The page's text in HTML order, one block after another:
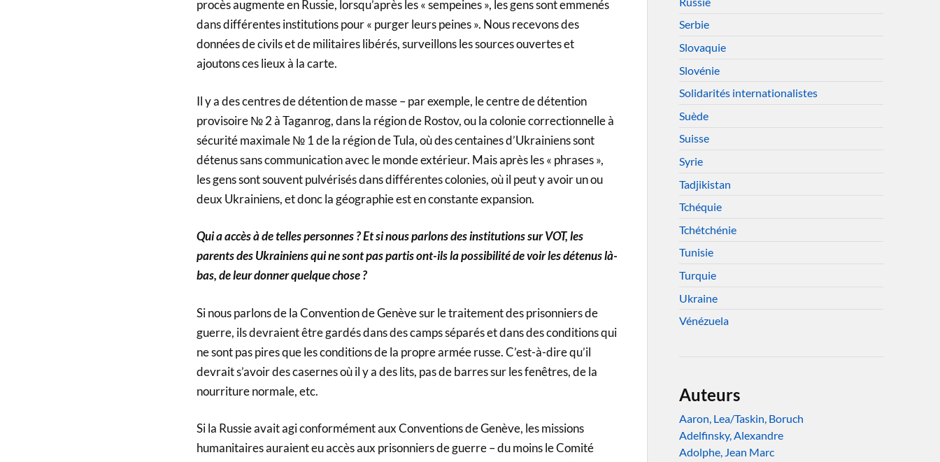
procès augmente en Russie, lorsqu’après les « sempeines », les gens sont emmenés
dans différentes institutions pour « purger leurs peines ». Nous recevons des
données de civils et de militaires libérés, surveillons les sources ouvertes et
ajoutons ces lieux à la carte.
Il y a des centres de détention de masse – par exemple, le centre de détention
provisoire № 2 à Taganrog, dans la région de Rostov, ou la colonie correctionnelle à
sécurité maximale № 1 de la région de Tula, où des centaines d’Ukrainiens sont
détenus sans communication avec le monde extérieur. Mais après les « phrases »,
les gens sont souvent pulvérisés dans différentes colonies, où il peut y avoir un ou
deux Ukrainiens, et donc la géographie est en constante expansion.
Qui a accès à de telles personnes ? Et si nous parlons des institutions sur VOT, les
parents des Ukrainiens qui ne sont pas partis ont-ils la possibilité de voir les détenus là-
bas, de leur donner quelque chose ?
Si nous parlons de la Convention de Genève sur le traitement des prisonniers de
guerre, ils devraient être gardés dans des camps séparés et dans des conditions qui
ne sont pas pires que les conditions de la propre armée russe. C’est-à-dire qu’il
devrait s’avoir des casernes où il y a des lits, pas de barres sur les fenêtres, de la
nourriture normale, etc.
Si la Russie avait agi conformément aux Conventions de Genève, les missions
humanitaires auraient eu accès aux prisonniers de guerre – du moins le Comité
Serbie
Slovaquie
Slovénie
Solidarités internationalistes
Suède
Suisse
Syrie
Tadjikistan
Tchéquie
Tchétchénie
Tunisie
Turquie
Ukraine
Vénézuela
Auteurs
Aaron, Lea/Taskin, Boruch
Adelfinsky, Alexandre
Adolphe, Jean Marc